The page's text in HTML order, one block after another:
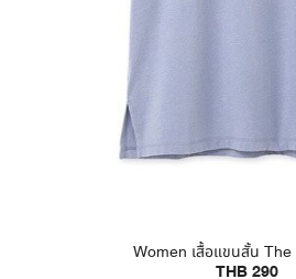
Women เสื้อแขนสั้น
THB 290